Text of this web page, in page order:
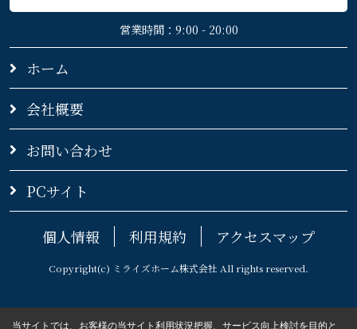
営業時間：9:00 - 20:00
ホーム
会社概要
お問い合わせ
PCサイト
個人情報 利用規約 アクセスマップ
Copyright(c) ミライズホーム株式会社 All rights reserved.
当サイトでは、お客様の当サイト利用状況把握、サービス向上検討を目的と